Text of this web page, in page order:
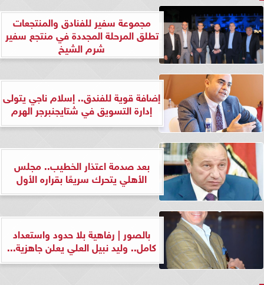
مجموعة سفير للفنادق والمنتجعات
تطلق المرحلة المجددة في منتجع سفير
شرم الشيخ
إضافة قوية للفندق.. إسلام ناجي يتولى
إدارة التسويق في شتايجنبرجر الهرم
بعد صدمة اعتذار الخطيب.. مجلس
الأهلي يتحرك سريعًا بقراره الأول
بالصور | رفاهية بلا حدود واستعداد
كامل.. وليد نبيل العلي يعلن جاهزية...